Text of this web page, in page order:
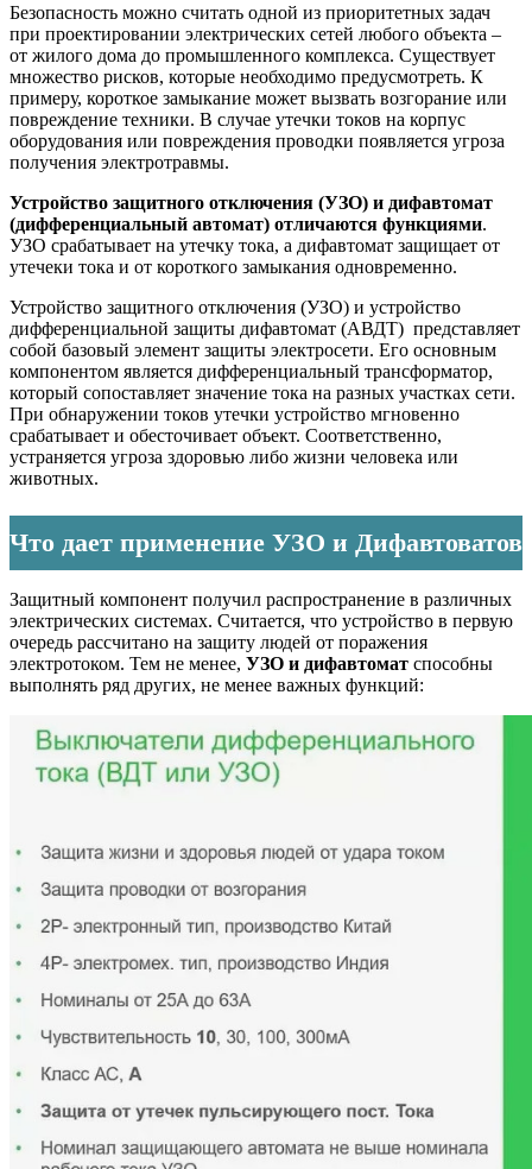
Безопасность можно считать одной из приоритетных задач
при проектировании электрических сетей любого объекта –
от жилого дома до промышленного комплекса. Существует
множество рисков, которые необходимо предусмотреть. К
примеру, короткое замыкание может вызвать возгорание или
повреждение техники. В случае утечки токов на корпус
оборудования или повреждения проводки появляется угроза
получения электротравмы.
Устройство защитного отключения (УЗО) и дифавтомат
(дифференциальный автомат) отличаются функциями.
УЗО срабатывает на утечку тока, а дифавтомат защищает от
утечеки тока и от короткого замыкания одновременно.
Устройство защитного отключения (УЗО) и устройство
дифференциальной защиты дифавтомат (АВДТ) представляет
собой базовый элемент защиты электросети. Его основным
компонентом является дифференциальный трансформатор,
который сопоставляет значение тока на разных участках сети.
При обнаружении токов утечки устройство мгновенно
срабатывает и обесточивает объект. Соответственно,
устраняется угроза здоровью либо жизни человека или
животных.
Что дает применение УЗО и Дифавтоватов
Защитный компонент получил распространение в различных
электрических системах. Считается, что устройство в первую
очередь рассчитано на защиту людей от поражения
электротоком. Тем не менее, УЗО и дифавтомат способны
выполнять ряд других, не менее важных функций: